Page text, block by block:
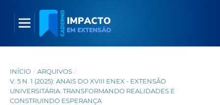
INÍCIO / ARQUIVOS /
V. 5 N. 1 (2025): ANAIS DO XVIII ENEX - EXTENSÃO
UNIVERSITÁRIA: TRANSFORMANDO REALIDADES E
CONSTRUINDO ESPERANÇA